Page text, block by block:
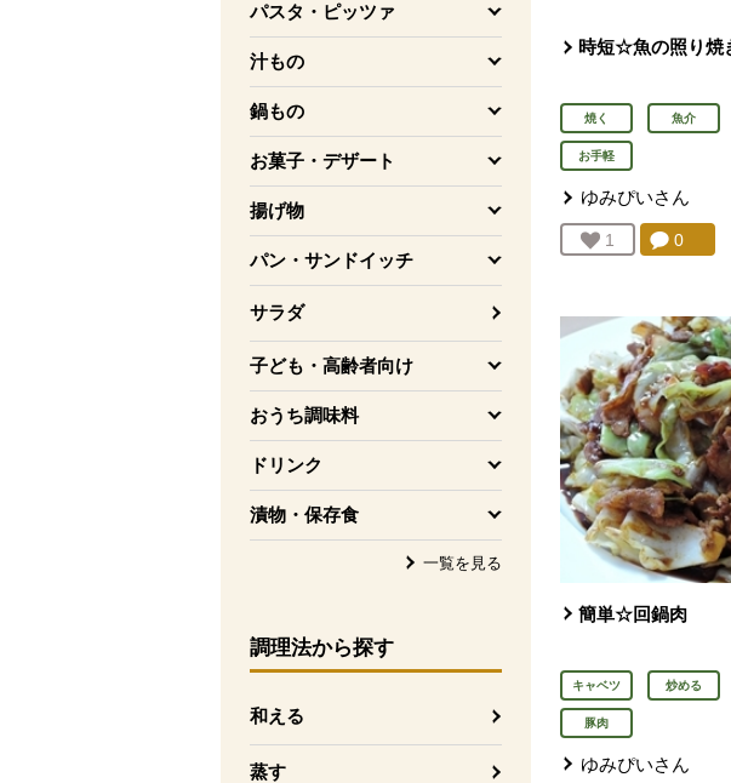
パスタ・ピッツァ
を開く
汁もの
を開く
鍋もの
を開く
お菓子・デザート
を開く
揚げ物
を開く
パン・サンドイッチ
を開く
サラダ
子ども・高齢者向け
を開く
おうち調味料
を開く
ドリンク
を開く
漬物・保存食
を開く
一覧を見る
調理法から探す
和える
蒸す
時短☆魚の照り焼
焼く 魚介
お手軽
ゆみぴいさん
お気に入り登録：
1 人が登録コメン
0
簡単☆回鍋肉
キャベツ 炒める
豚肉
ゆみぴいさん